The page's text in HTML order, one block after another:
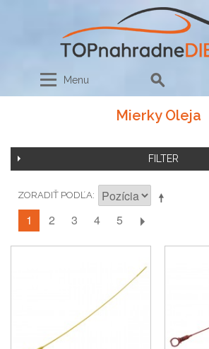
Menu
Mierky Oleja
FILTER
ZORADIŤ PODĽA
1 2 3 4 5